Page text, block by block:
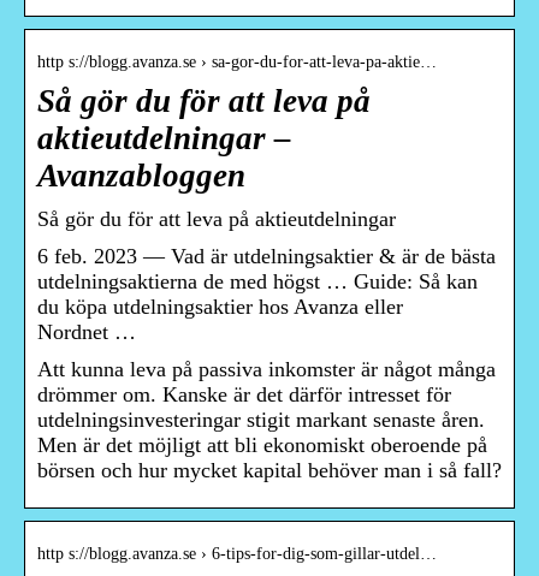
http s://blogg.avanza.se › sa-gor-du-for-att-leva-pa-aktie…
Så gör du för att leva på
aktieutdelningar –
Avanzabloggen
Så gör du för att leva på aktieutdelningar
6 feb. 2023 — Vad är utdelningsaktier & är de bästa
utdelningsaktierna de med högst … Guide: Så kan
du köpa utdelningsaktier hos Avanza eller
Nordnet …
Att kunna leva på passiva inkomster är något många
drömmer om. Kanske är det därför intresset för
utdelningsinvesteringar stigit markant senaste åren.
Men är det möjligt att bli ekonomiskt oberoende på
börsen och hur mycket kapital behöver man i så fall?
http s://blogg.avanza.se › 6-tips-for-dig-som-gillar-utdel…